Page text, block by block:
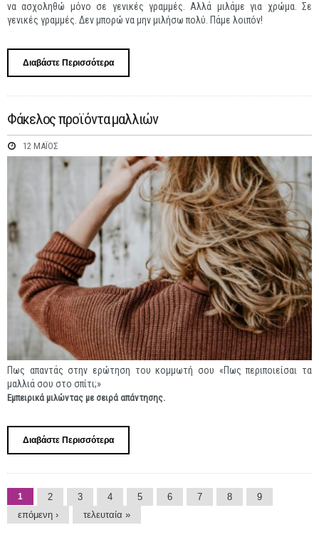
να ασχοληθώ μόνο σε γενικές γραμμές. Αλλά μιλάμε για χρώμα. Σε
γενικές γραμμές. Δεν μπορώ να μην μιλήσω πολύ. Πάμε λοιπόν!
Διαβάστε Περισσότερα
Φάκελος προϊόντα μαλλιών
12 ΜΆΙΟΣ
Πως απαντάς στην ερώτηση του κομμωτή σου «Πως περιποιείσαι τα
μαλλιά σου στο σπίτι;»
Εμπειρικά μιλώντας με σειρά απάντησης.
Διαβάστε Περισσότερα
Σελίδες
1 2 3 4 5 6 7 8
9
επόμενη ›
τελευταία »